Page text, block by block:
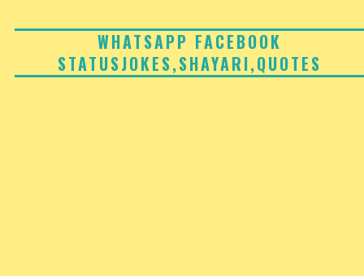
WHATSAPP FACEBOOK
STATUSJOKES,SHAYARI,QUOTES